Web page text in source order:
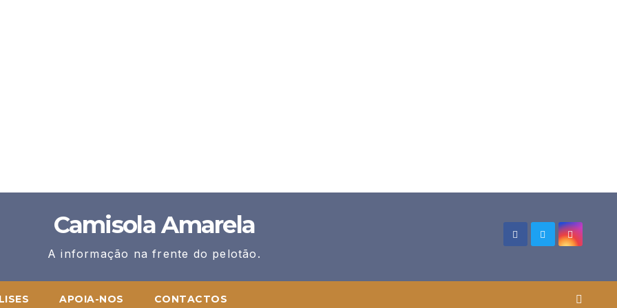
Camisola Amarela
A informação na frente do pelotão.
APOIA-NOS CONTACTOS